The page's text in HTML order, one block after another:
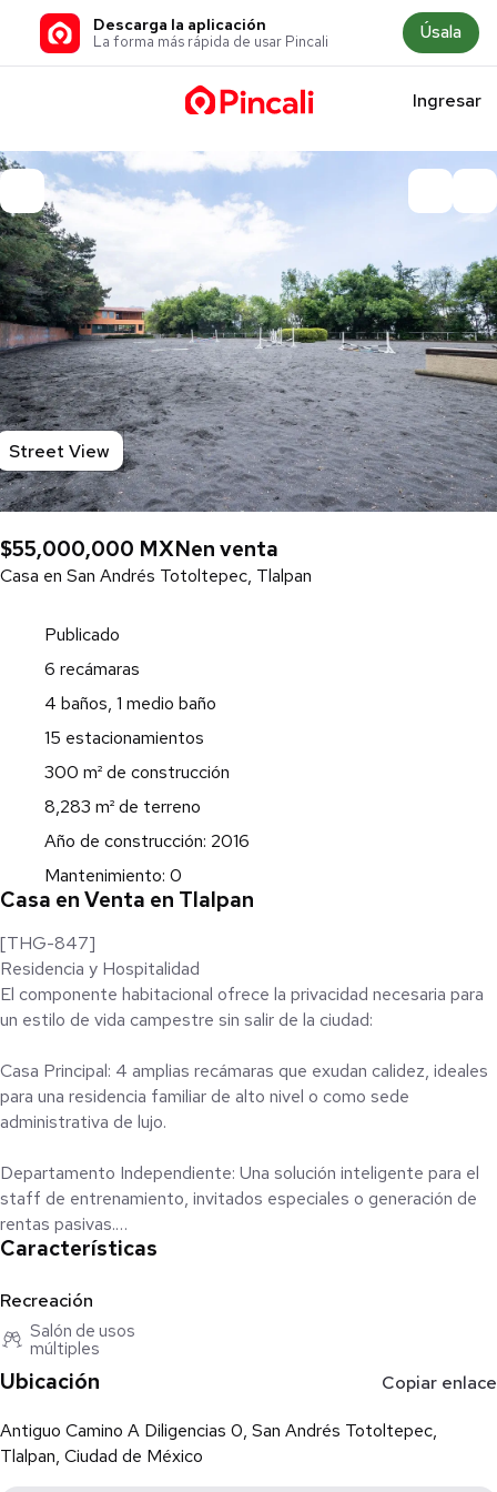
Descarga la aplicación
La forma más rápida de usar Pincali Úsala
Ingresar
Street View
$55,000,000 MXNen venta
Casa en San Andrés Totoltepec, Tlalpan
Publicado
6 recámaras
4 baños, 1 medio baño
15 estacionamientos
300 m² de construcción
8,283 m² de terreno
Año de construcción: 2016
Mantenimiento: 0
Casa en Venta en Tlalpan
[THG-847]
Residencia y Hospitalidad
El componente habitacional ofrece la privacidad necesaria para
un estilo de vida campestre sin salir de la ciudad:
Casa Principal: 4 amplias recámaras que exudan calidez, ideales
para una residencia familiar de alto nivel o como sede
administrativa de lujo.
Departamento Independiente: Una solución inteligente para el
staff de entrenamiento, invitados especiales o generación de
rentas pasivas.
Diseñada para satisfacer los estándares más exigentes del
deporte nacional e internacional, la infraestructura operativa
incluye:
el bienestar equino y la eficiencia operativa.
Características
Recreación
Salón de usos
múltiples
Ubicación Copiar enlace
Antiguo Camino A Diligencias 0, San Andrés Totoltepec,
Tlalpan, Ciudad de México